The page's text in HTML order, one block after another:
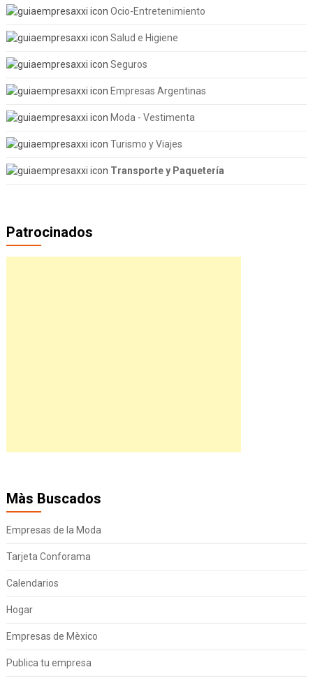
Ocio-Entretenimiento
Salud e Higiene
Seguros
Empresas Argentinas
Moda - Vestimenta
Turismo y Viajes
Transporte y Paquetería
Patrocinados
Màs Buscados
Empresas de la Moda
Tarjeta Conforama
Calendarios
Hogar
Empresas de Mèxico
Publica tu empresa